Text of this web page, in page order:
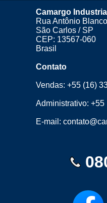
Camargo
Rua Antônio
São Carlos / SP
CEP: 13567-060
Brasil
Contato
Vendas:+55 (16)
Administrativo:+55
E-mail: